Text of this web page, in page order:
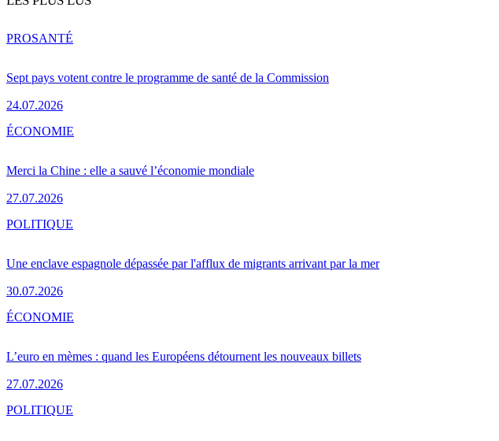
Sept pays votent contre le programme de santé de la Commission
24.07.2026
PROSANTÉ
Merci la Chine : elle a sauvé l’économie mondiale
27.07.2026
ÉCONOMIE
Une enclave espagnole dépassée par l'afflux de migrants arrivant par la mer
30.07.2026
POLITIQUE
L’euro en mèmes : quand les Européens détournent les nouveaux billets
27.07.2026
ÉCONOMIE
POLITIQUE